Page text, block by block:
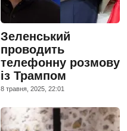
Зеленський
проводить
телефонну розмову
із Трампом
8 травня, 2025, 22:01